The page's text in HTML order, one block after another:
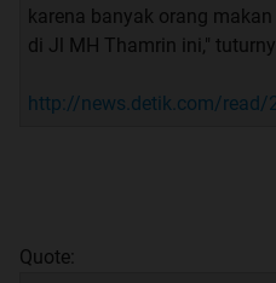
karena banyak orang
di Jl MH Thamrin ini,"
http://news.detik.com/read/
Quote: